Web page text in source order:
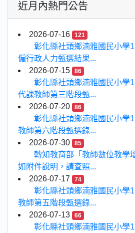
近月內熱門公告
2026-07-16 121
彰化縣社頭鄉湳雅國民小學
僱行政人力甄選結果...
2026-07-15
86
彰化縣社頭鄉湳雅國民小學
代課教師第三階段甄...
2026-07-20
86
彰化縣社頭鄉湳雅國民小學
教師第六階段甄選錄...
2026-07-30
85
轉知教育部「教師數位教學
如附件說明，請查照...
2026-07-17
74
彰化縣社頭鄉湳雅國民小學
教師第五階段甄選錄...
2026-07-13
66
彰化縣社頭鄉湳雅國民小學